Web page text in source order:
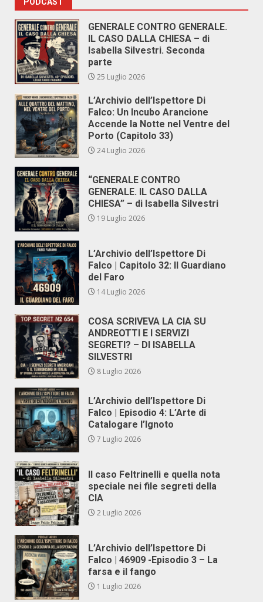
GENERALE CONTRO GENERALE.
IL CASO DALLA CHIESA – di
Isabella Silvestri. Seconda
parte
25 Luglio 2026
L’Archivio dell’Ispettore Di
Falco: Un Incubo Arancione
Accende la Notte nel Ventre del
Porto (Capitolo 33)
24 Luglio 2026
“GENERALE CONTRO
GENERALE. IL CASO DALLA
CHIESA” – di Isabella Silvestri
19 Luglio 2026
L’Archivio dell’Ispettore Di
Falco | Capitolo 32: Il Guardiano
del Faro
14 Luglio 2026
COSA SCRIVEVA LA CIA SU
ANDREOTTI E I SERVIZI
SEGRETI? – DI ISABELLA
SILVESTRI
8 Luglio 2026
L’Archivio dell’Ispettore Di
Falco | Episodio 4: L’Arte di
Catalogare l’Ignoto
7 Luglio 2026
Il caso Feltrinelli e quella nota
speciale nei file segreti della
CIA
2 Luglio 2026
L’Archivio dell’Ispettore Di
Falco | 46909 -Episodio 3 – La
farsa e il fango
1 Luglio 2026